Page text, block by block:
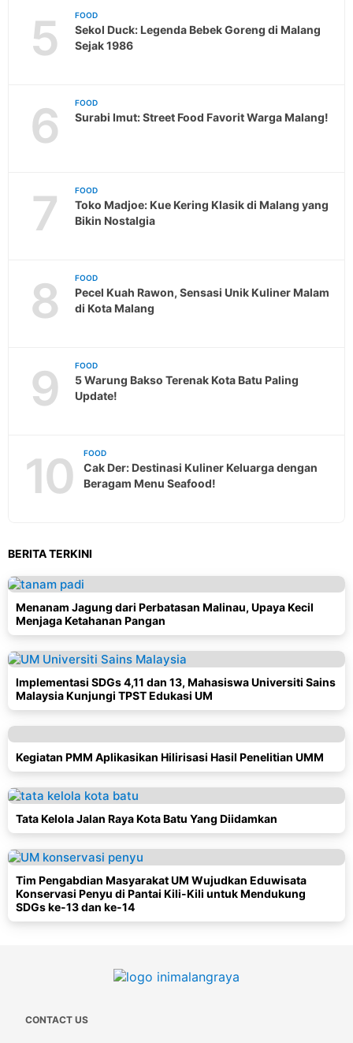
5 FOOD
Sekol Duck: Legenda Bebek Goreng di Malang
Sejak 1986
6 FOOD
Surabi Imut: Street Food Favorit Warga Malang!
7 FOOD
Toko Madjoe: Kue Kering Klasik di Malang yang
Bikin Nostalgia
8 FOOD
Pecel Kuah Rawon, Sensasi Unik Kuliner Malam
di Kota Malang
9 FOOD
5 Warung Bakso Terenak Kota Batu Paling
Update!
10 FOOD
Cak Der: Destinasi Kuliner Keluarga dengan
Beragam Menu Seafood!
BERITA TERKINI
Menanam Jagung dari Perbatasan Malinau, Upaya Kecil
Menjaga Ketahanan Pangan
Implementasi SDGs 4,11 dan 13, Mahasiswa Universiti Sains
Malaysia Kunjungi TPST Edukasi UM
Kegiatan PMM Aplikasikan Hilirisasi Hasil Penelitian UMM
Tata Kelola Jalan Raya Kota Batu Yang Diidamkan
Tim Pengabdian Masyarakat UM Wujudkan Eduwisata
Konservasi Penyu di Pantai Kili-Kili untuk Mendukung
SDGs ke-13 dan ke-14
CONTACT US